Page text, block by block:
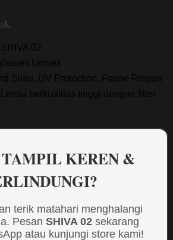
SHIVA 02
Unisex
Silau, UV Protection, Frame Ringan
Lensa berkualitas tinggi dengan filter
TAMPIL KEREN &
terik matahari menghalangi
Pesan SHIVA 02 sekarang
atau kunjungi store kami!